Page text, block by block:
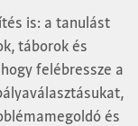
is: a tanulást
táborok és
felébressze a
és